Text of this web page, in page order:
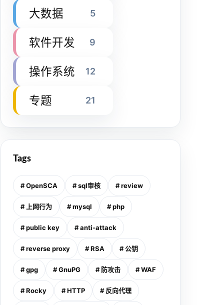
大数据 5
软件开发 9
操作系统 12
专题 21
Tags
# OpenSCA # sql审核 # review
# 上网行为 # mysql # php
# public key # anti-attack
# reverse proxy # RSA # 公钥
# gpg # GnuPG # 防攻击 # WAF
# Rocky # HTTP # 反向代理